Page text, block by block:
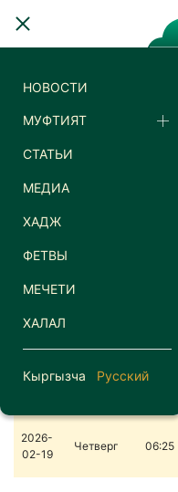
НОВОСТИ
МУФТИЯТ
СТАТЬИ
МЕДИА
ХАДЖ
ФЕТВЫ
МЕЧЕТИ
ХАЛАЛ
Кыргызча Русский
«Силер кайда
дайым) силер
КАЛЕНДАРЬ
Календарь
2026-
02-19
Четверг 06:25